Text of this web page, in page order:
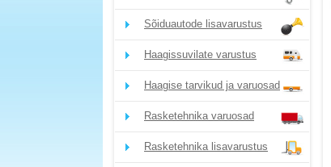
Sõiduautode lisavarustus
Haagissuvilate varustus
Haagise tarvikud ja varuosad
Rasketehnika varuosad
Rasketehnika lisavarustus